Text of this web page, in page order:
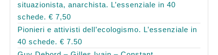
situazionista, anarchista. L’essenziale in 40
schede. € 7,50
Pionieri e attivisti dell’ecologismo. L’essenziale in
40 schede. € 7.50